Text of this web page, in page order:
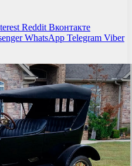
Reddit Вконтакте
WhatsApp Telegram Viber